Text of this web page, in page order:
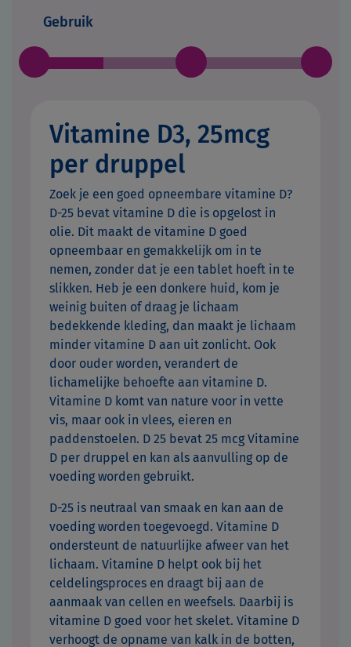
Gebruik
Vitamine D3, 25mcg
per druppel
Zoek je een goed opneembare vitamine D?
D-25 bevat vitamine D die is opgelost in
olie. Dit maakt de vitamine D goed
opneembaar en gemakkelijk om in te
nemen, zonder dat je een tablet hoeft in te
slikken. Heb je een donkere huid, kom je
weinig buiten of draag je lichaam
bedekkende kleding, dan maakt je lichaam
minder vitamine D aan uit zonlicht. Ook
door ouder worden, verandert de
lichamelijke behoefte aan vitamine D.
Vitamine D komt van nature voor in vette
vis, maar ook in vlees, eieren en
paddenstoelen. D 25 bevat 25 mcg Vitamine
D per druppel en kan als aanvulling op de
voeding worden gebruikt.
D-25 is neutraal van smaak en kan aan de
voeding worden toegevoegd. Vitamine D
ondersteunt de natuurlijke afweer van het
lichaam. Vitamine D helpt ook bij het
celdelingsproces en draagt bij aan de
aanmaak van cellen en weefsels. Daarbij is
vitamine D goed voor het skelet. Vitamine D
verhoogt de opname van kalk in de botten,